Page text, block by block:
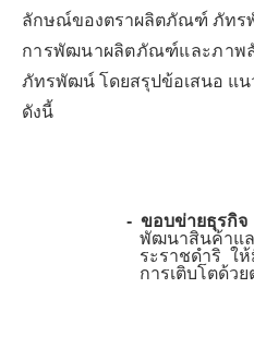
ลักษณ์ของตราผลิตภัณฑ์ ภัทร
การพัฒนาผลิตภัณฑ์และภา
ภัทรพัฒน์ โดยสรุปข้อเสนอ แน
ดังนี้
- ขอบข่ายธุรกิจ
พัฒนาสินค้าแล
ระราชดำริ ใ
การเติบโตด้วย